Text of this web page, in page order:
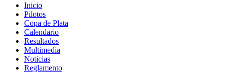
Inicio
Pilotos
Copa de Plata
Calendario
Resultados
Multimedia
Noticias
Reglamento